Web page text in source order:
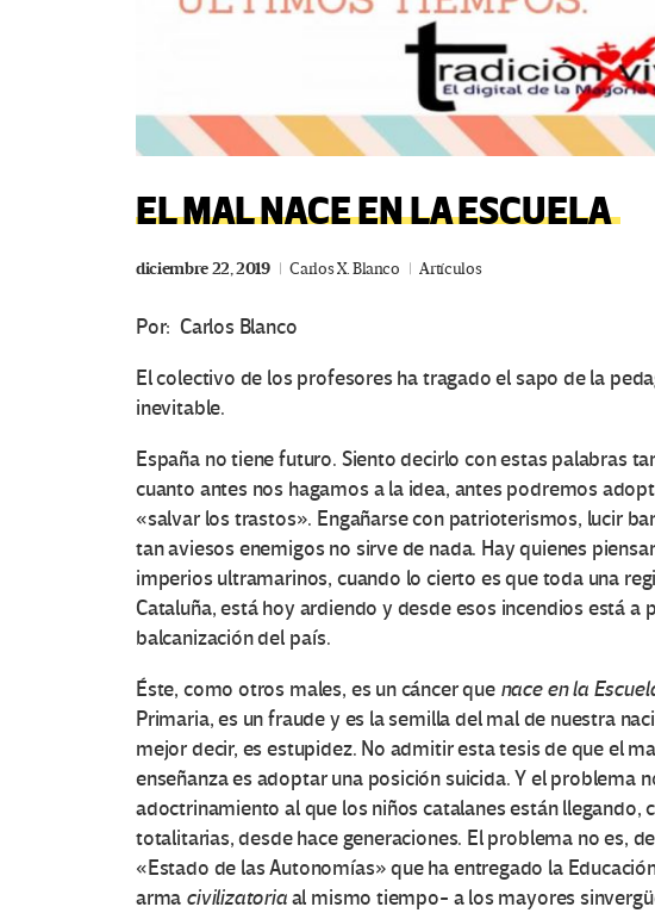
EL MAL NACE EN LA ESCUELA
diciembre 22, 2019 Carlos X. Blanco Artículos
Por: Carlos Blanco
El colectivo de los profesores ha tragado el sapo de la
inevitable.
España no tiene futuro. Siento decirlo con estas palabras
cuanto antes nos hagamos a la idea, antes podremos
«salvar los trastos». Engañarse con patrioterismos, lucir
tan aviesos enemigos no sirve de nada. Hay quienes
imperios ultramarinos, cuando lo cierto es que toda una
Cataluña, está hoy ardiendo y desde esos incendios está a
balcanización del país.
Éste, como otros males, es un cáncer que nace en la
Primaria, es un fraude y es la semilla del mal de nuestra
mejor decir, es estupidez. No admitir esta tesis de que el
enseñanza es adoptar una posición suicida. Y el problema
adoctrinamiento al que los niños catalanes están llegando,
totalitarias, desde hace generaciones. El problema no es,
«Estado de las Autonomías» que ha entregado la
arma civilizatoriaal mismo tiempo- a los mayores